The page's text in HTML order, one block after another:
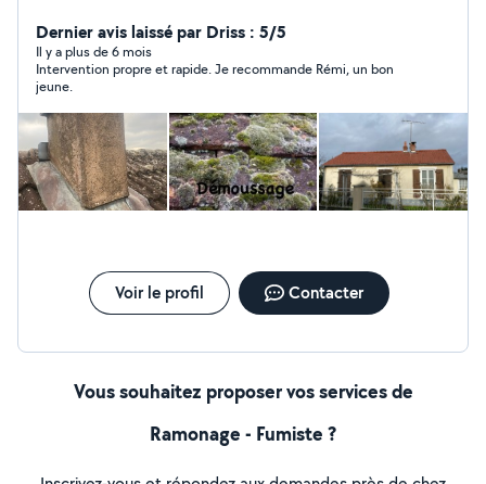
réparation ou le dépannage, nos professionnels
s'engagent à vous fournir des prestations qui
correspondent pleinement à vos attentes. Neuf ou
Rénovation ! Couverture ( Tuiles , Ardoises , etc )
Charpente Zinguerie & Gouttières VELUX Démoussage
& Nettoyage Toiture Ramonage ( Contrat ramonage )
Certifier avec assurance et décennal !
Dernier avis laissé par Driss : 5/5
Il y a plus de 6 mois
Intervention propre et rapide. Je recommande Rémi, un bon
jeune.
Voir le profil Contacter
Vous souhaitez proposer vos services de
Ramonage - Fumiste ?